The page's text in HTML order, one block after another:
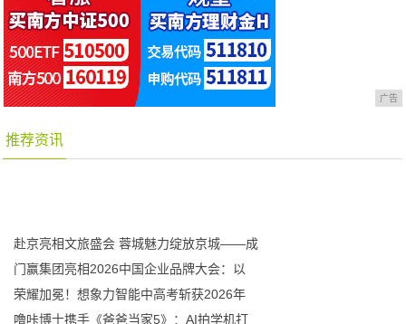
广告
推荐资讯
赴京亮相文旅盛会 蓉城魅力绽放京城——成
门赢集团亮相2026中国企业品牌大会：以
荣耀加冕！想象力智能中高考斩获2026年
噜咔博士携手《爸爸当家5》：AI拍学机打